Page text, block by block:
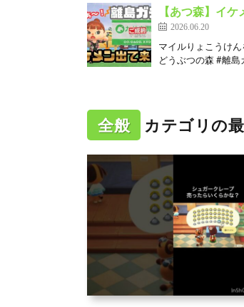
【あつ森】イ
2026.06.20
マイルりょこうけ
どうぶつの森 #離島
全般 カテゴリの